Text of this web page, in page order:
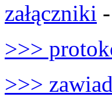
załączniki
>>>
>>>